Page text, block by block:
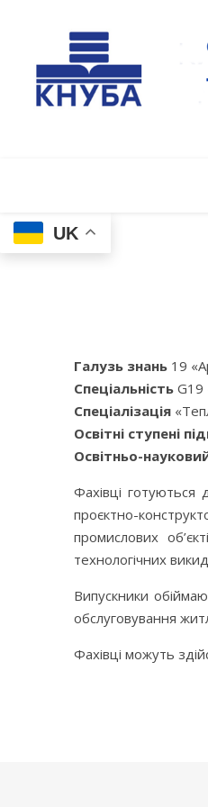
UK
Галузь знань 19
Спеціальність G19
Спеціалізація
Освітні ступені
Освітньо-
Фахівці готуються
проєктно-
промислових
технологічних
Випускники
обслуговування
Фахівці можуть